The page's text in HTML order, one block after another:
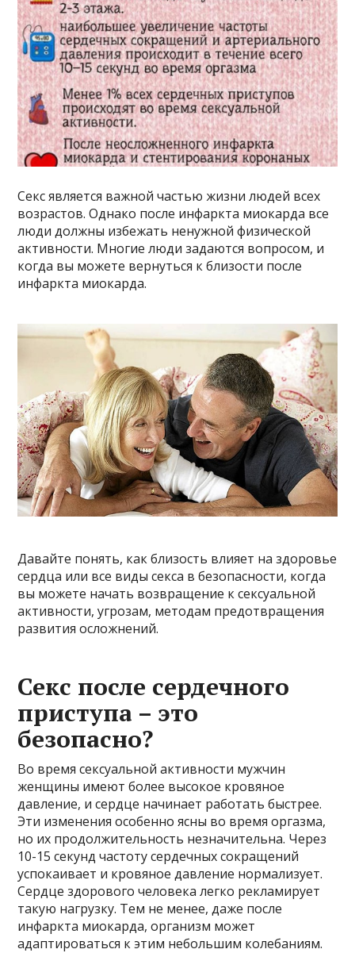
Секс является важной частью жизни людей всех
возрастов. Однако после инфаркта миокарда все
люди должны избежать ненужной физической
активности. Многие люди задаются вопросом, и
когда вы можете вернуться к близости после
инфаркта миокарда.
Давайте понять, как близость влияет на здоровье
сердца или все виды секса в безопасности, когда
вы можете начать возвращение к сексуальной
активности, угрозам, методам предотвращения
развития осложнений.
Секс после сердечного
приступа – это
безопасно?
Во время сексуальной активности мужчин
женщины имеют более высокое кровяное
давление, и сердце начинает работать быстрее.
Эти изменения особенно ясны во время оргазма,
но их продолжительность незначительна. Через
10-15 секунд частоту сердечных сокращений
успокаивает и кровяное давление нормализует.
Сердце здорового человека легко рекламирует
такую ​​нагрузку. Тем не менее, даже после
инфаркта миокарда, организм может
адаптироваться к этим небольшим колебаниям.